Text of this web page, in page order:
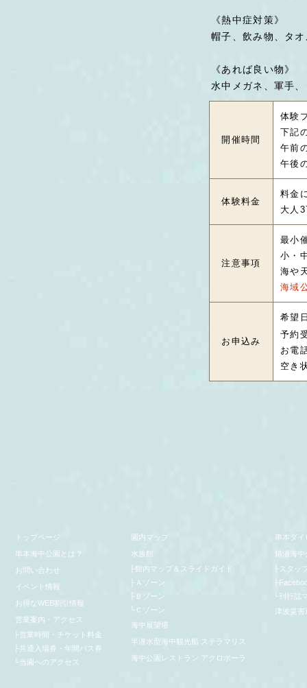
《熱中症対策》
帽子、飲み物、タ
《あれば良い物》
水中メガネ、軍手
開催時間
体験
下記
午前
午後
体験料金
料金
大人
注意事項
最小
小・
海や
海域
お申込み
希望
予約
お電
空き
トップページ
串本海中公園とは？
お問い合わせ
イベント情報
お得なWEB割引情報
営業案内・アクセス
├営業時間・チケット料金
├共通入場券・年間パス券
└当園へのアクセス
園内マップ
水族館
├館内マップ＆スライドガイド
├ Ａゾーン
├ Ｂゾーン
└ Ｃゾーン
海中展望塔
半潜水型海中観光船 ステラマリス
海中公園レストラン アクロポーラ
串本ダ
錆浦海
├スタッ
├
└刊行誌
津波災害